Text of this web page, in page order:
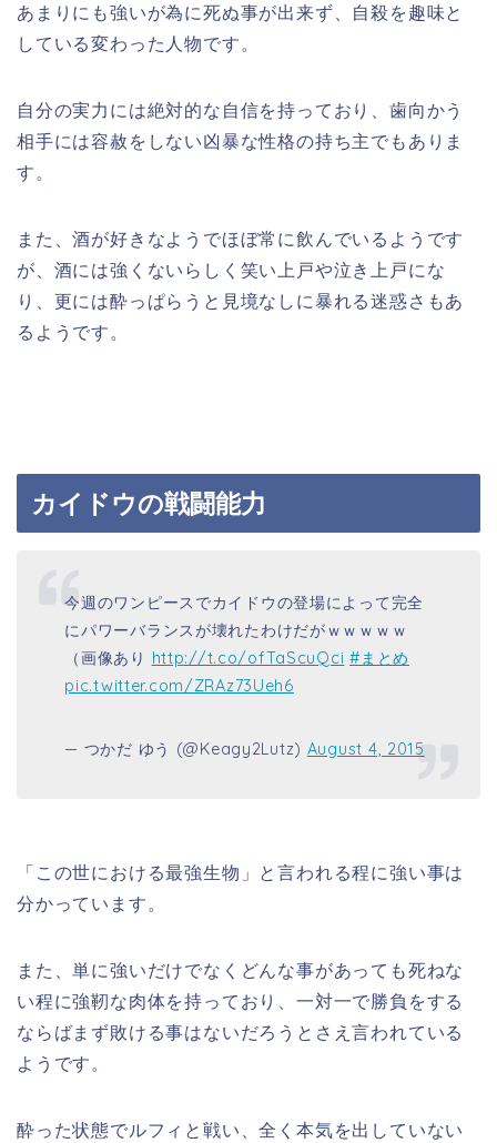
あまりにも強いが為に死ぬ事が出来ず、自殺を趣味と
している変わった人物です。
自分の実力には絶対的な自信を持っており、歯向かう
相手には容赦をしない凶暴な性格の持ち主でもありま
す。
また、酒が好きなようでほぼ常に飲んでいるようです
が、酒には強くないらしく笑い上戸や泣き上戸にな
り、更には酔っぱらうと見境なしに暴れる迷惑さもあ
るようです。
カイドウの戦闘能力
今週のワンピースでカイドウの登場によって完全
にパワーバランスが壊れたわけだがｗｗｗｗｗ
（画像あり http://t.co/ofTaScuQci #まとめ
pic.twitter.com/ZRAz73Ueh6
— つかだ ゆう (@Keagy2Lutz) August 4, 2015
「この世における最強生物」と言われる程に強い事は
分かっています。
また、単に強いだけでなくどんな事があっても死ねな
い程に強靭な肉体を持っており、一対一で勝負をする
ならばまず敗ける事はないだろうとさえ言われている
ようです。
酔った状態でルフィと戦い、全く本気を出していない